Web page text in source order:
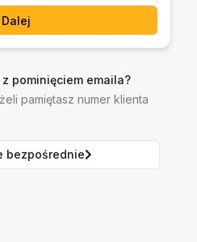
Dalej
pominięciem emaila?
pamiętasz numer klienta
bezpośrednie